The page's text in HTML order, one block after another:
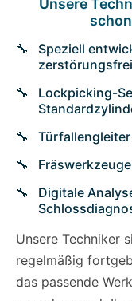
Unsere
Speziell
Lockpicking-
Digitale
Unsere Techniker
regelmäßig
das passende